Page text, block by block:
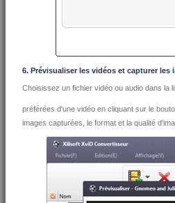
6. Prévisualiser les vidéos et capturer les
Choisissez un fichier vidéo ou audio dans la
préférées d'une vidéo en cliquant sur le
images capturées, le format et la qualité